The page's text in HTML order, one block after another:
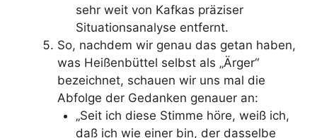
sehr weit von Kafkas präziser
Situationsanalyse entfernt.
So, nachdem wir genau das getan haben,
was Heißenbüttel selbst als „Ärger“
bezeichnet, schauen wir uns mal die
Abfolge der Gedanken genauer an:
„Seit ich diese Stimme höre, weiß ich,
daß ich wie einer bin, der dasselbe